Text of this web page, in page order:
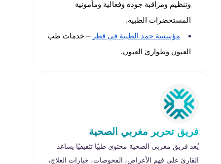
وتنظيم ومراقبة جودة وفعالية ومأمونية
المستحضرات الطبية.
مؤسسة حمد الطبية في قطر – خدمات طب
العيون وطوارئ العيون.
فريق تحرير مغربي الصحية
يُعد فريق مغربي الصحية محتوى طبيًا تثقيفيًا يساعد
القارئ على فهم الأعراض، الفحوصات، خيارات العلاج،